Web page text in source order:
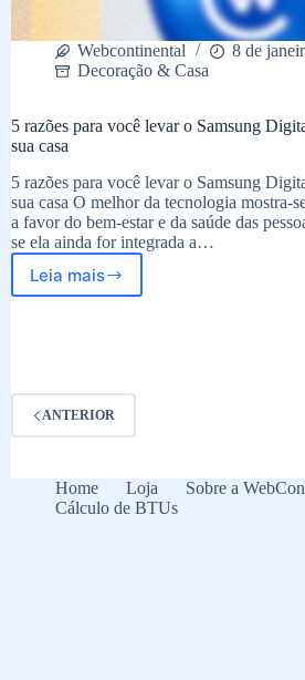
Webcontinental
8 de
Decoração & Casa
5 razões para você levar o Samsung
sua casa
5 razões para você levar o Samsung
sua casa O melhor da tecnologia mostra-
a favor do bem-estar e da saúde das
se ela ainda for integrada a…
Leia mais
5
o
Samsung
Digital
para
sua
ANTERIOR
Home Loja
Sobre a
Cálculo de BTUs